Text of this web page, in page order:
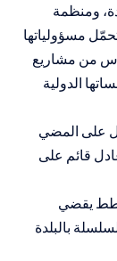
ومنظمة
مسؤولياتها
من مشاريع
الدولية
على المضي
قائم على
يقضي
بالبلدة